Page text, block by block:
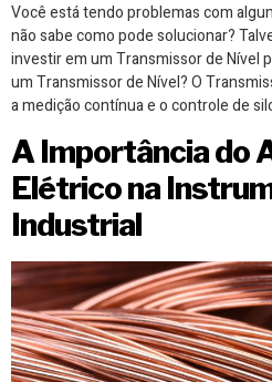
Você está tendo problemas com
não sabe como pode solucionar?
investir em um Transmissor de Nível
um Transmissor de Nível? O
a medição contínua e o controle de
A Importância do
Elétrico na
Industrial